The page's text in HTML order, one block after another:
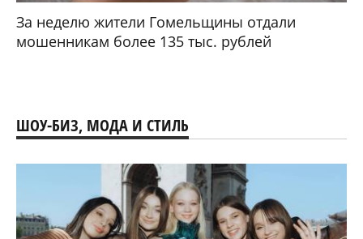
За неделю жители Гомельщины отдали
мошенникам более 135 тыс. рублей
ШОУ-БИЗ, МОДА И СТИЛЬ